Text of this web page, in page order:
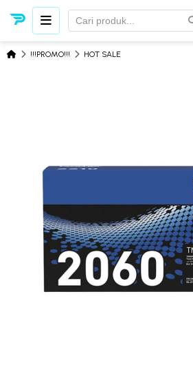
!!!PROMO!!! HOT SALE